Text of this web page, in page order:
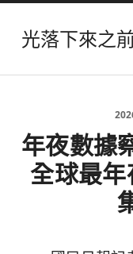
光落下來之
年夜數據
全球最